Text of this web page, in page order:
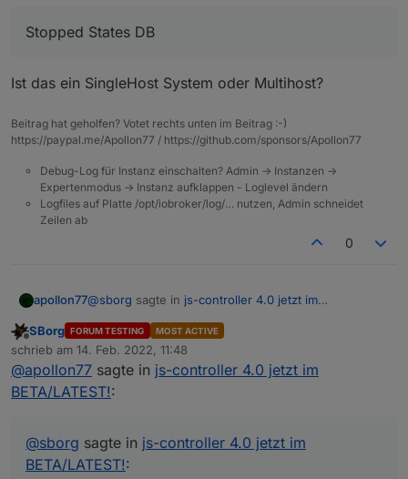
Installing iobroker.js-controller@4.0.9...
> node lib/preinstallCheck.js
> iobroker.js-controller@4.0.9 install /opt/
> node iobroker.js setup first
Successfully migrated 15599 objects to Redis
object _design/system updated
States database error: connect ECONNREFUSED
States database error: connect ECONNREFUSED
States database error: connect ECONNREFUSED
States database error: connect ECONNREFUSED
States database error: connect ECONNREFUSED
States database error: connect ECONNREFUSED
Stopped States DB
Ist das ein SingleHost System oder Multihost?
Beitrag hat geholfen? Votet rechts unten im Beitrag :-)
https://paypal.me/Apollon77 / https://github.com/sponsors/Apollon77
Debug-Log für Instanz einschalten? Admin -> Instanzen ->
Expertenmodus -> Instanz aufklappen - Loglevel ändern
Logfiles auf Platte /opt/iobroker/log/… nutzen, Admin schneidet
Zeilen ab
0
apollon77@sborg sagte in js-controller 4.0 jetzt im
Stopped States DB
Ist das ein SingleHost System oder Multihost?
Offline
SBorg FORUM TESTING MOST ACTIVE
schrieb am 14. Feb. 2022, 11:48
zuletzt editiert von
@apollon77 sagte in js-controller 4.0 jetzt im
BETA/LATEST!:
@sborg sagte in js-controller 4.0 jetzt im
BETA/LATEST!: